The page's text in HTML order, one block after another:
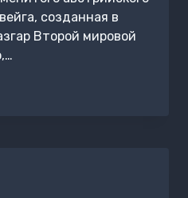
созданная в
Второй мировой